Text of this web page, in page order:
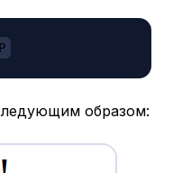
образом: